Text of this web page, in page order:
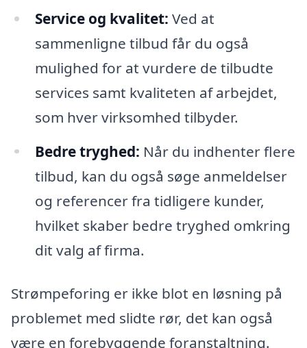
Service og kvalitet: Ved at
sammenligne tilbud får du også
mulighed for at vurdere de tilbudte
services samt kvaliteten af arbejdet,
som hver virksomhed tilbyder.
Bedre tryghed: Når du indhenter flere
tilbud, kan du også søge anmeldelser
og referencer fra tidligere kunder,
hvilket skaber bedre tryghed omkring
dit valg af firma.
Strømpeforing er ikke blot en løsning på
problemet med slidte rør, det kan også
være en forebyggende foranstaltning.